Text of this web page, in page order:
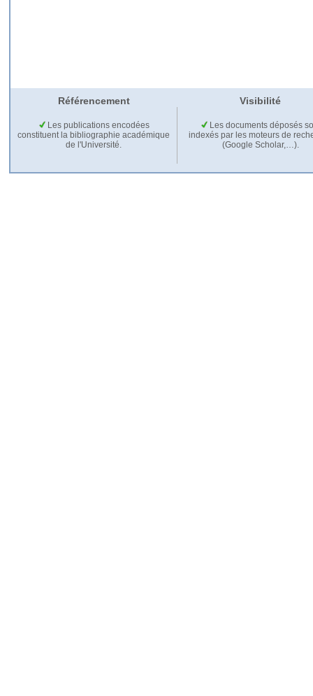
Référencement Visibilité
Les publications encodées
constituent la bibliographie académique
de l'Université.
Les documents déposés
indexés par les moteurs de
(Google Scholar,…).